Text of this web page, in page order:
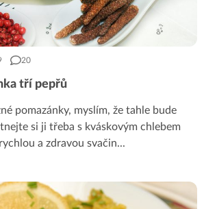
20
tří pepřů
pomazánky, myslím, že tahle bude
si ji třeba s kváskovým chlebem
a zdravou svačin...